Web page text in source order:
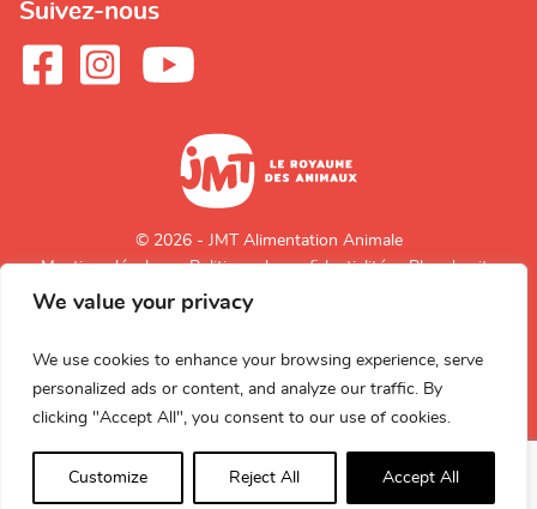
We value your privacy
We use cookies to enhance your browsing experience, serve
personalized ads or content, and analyze our traffic. By
clicking "Accept All", you consent to our use of cookies.
Customize Reject All Accept All
Suivez-nous
© 2026 - JMT Alimentation Animale
Mentions légales
Politique de confidentialité Plan du site